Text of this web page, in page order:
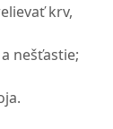
krv,
nešťastie;